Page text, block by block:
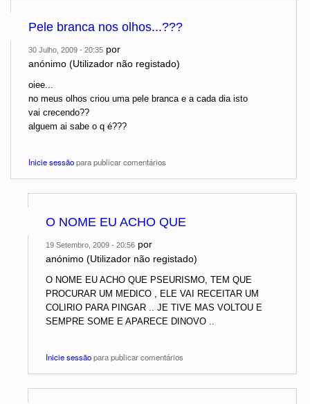
Pele branca nos olhos...???
30 Julho, 2009 - 20:35 por
anónimo (Utilizador não registado)
oiee...
no meus olhos criou uma pele branca e a cada dia isto
vai crecendo??
alguem ai sabe o q é???
Inicie sessãopara publicar comentários
O NOME EU ACHO QUE
19 Setembro, 2009 - 20:56 por
anónimo (Utilizador não registado)
O NOME EU ACHO QUE PSEURISMO, TEM QUE
PROCURAR UM MEDICO , ELE VAI RECEITAR UM
COLIRIO PARA PINGAR .. JE TIVE MAS VOLTOU E
SEMPRE SOME E APARECE DINOVO ..
Inicie sessãopara publicar comentários